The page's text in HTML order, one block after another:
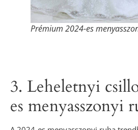
Prémium 2024-es
3. Leheletnyi
es menyasszonyi